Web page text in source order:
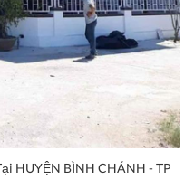
HUYỆN BÌNH CHÁNH - TP